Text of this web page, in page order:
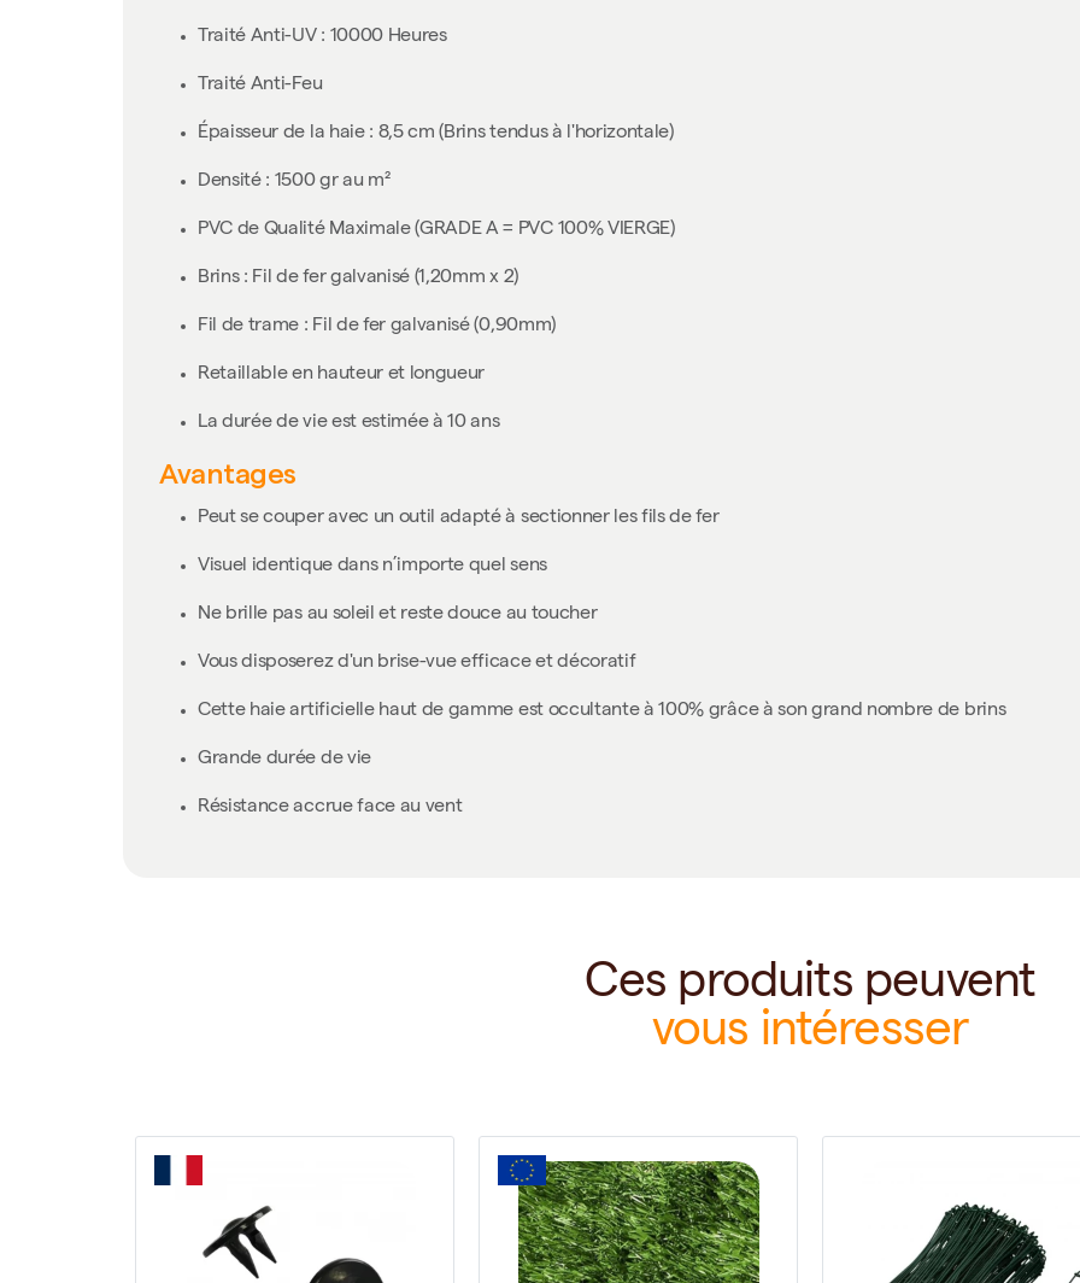
Traité Anti-UV : 10000 Heures
Traité Anti-Feu
Épaisseur de la haie : 8,5 cm (Brins tendus à l'horizontale)
Densité : 1500 gr au m²
PVC de Qualité Maximale (GRADE A = PVC 100% VIERGE)
Brins : Fil de fer galvanisé (1,20mm x 2)
Fil de trame : Fil de fer galvanisé (0,90mm)
Retaillable en hauteur et longueur
La durée de vie est estimée à 10 ans
Avantages
Peut se couper avec un outil adapté à sectionner les fils de fer
Visuel identique dans n’importe quel sens
Ne brille pas au soleil et reste douce au toucher
Vous disposerez d'un brise-vue efficace et décoratif
Cette haie artificielle haut de gamme est occultante à 100% grâce à son grand nombre de brins
Grande durée de vie
Résistance accrue face au vent
Ces produits peuvent
vous intéresser